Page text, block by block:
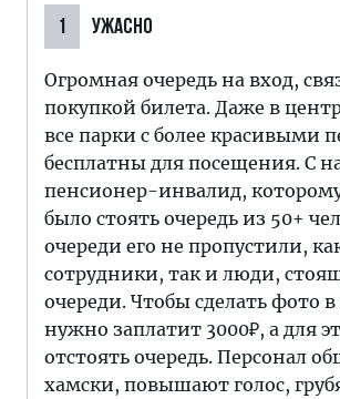
1 УЖАСНО
Огромная очередь на вход,
покупкой билета. Даже в
все парки с более красивыми
бесплатны для посещения. С
пенсионер-инвалид,
было стоять очередь из 50+
очереди его не пропустили,
сотрудники, так и люди,
очереди. Чтобы сделать фото в
нужно заплатит 3000₽, а для
отстоять очередь. Персонал
хамски, повышают голос,